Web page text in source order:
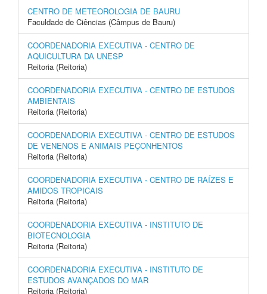
CENTRO DE METEOROLOGIA DE BAURU
Faculdade de Ciências (Câmpus de Bauru)
COORDENADORIA EXECUTIVA - CENTRO DE
AQUICULTURA DA UNESP
Reitoria (Reitoria)
COORDENADORIA EXECUTIVA - CENTRO DE ESTUDOS
AMBIENTAIS
Reitoria (Reitoria)
COORDENADORIA EXECUTIVA - CENTRO DE ESTUDOS
DE VENENOS E ANIMAIS PEÇONHENTOS
Reitoria (Reitoria)
COORDENADORIA EXECUTIVA - CENTRO DE RAÍZES E
AMIDOS TROPICAIS
Reitoria (Reitoria)
COORDENADORIA EXECUTIVA - INSTITUTO DE
BIOTECNOLOGIA
Reitoria (Reitoria)
COORDENADORIA EXECUTIVA - INSTITUTO DE
ESTUDOS AVANÇADOS DO MAR
Reitoria (Reitoria)